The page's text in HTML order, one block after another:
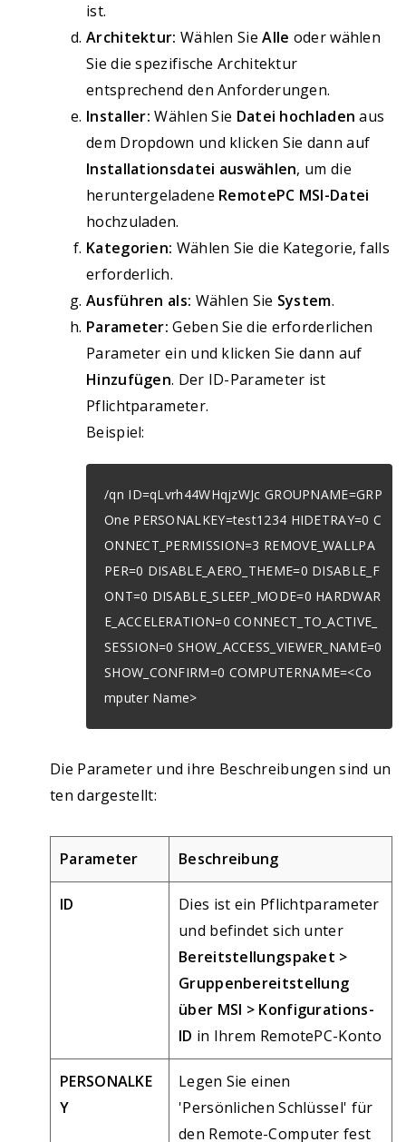
ist.
Architektur: Wählen SieAlle oder wählen
Sie die spezifische Architektur
entsprechend den Anforderungen.
Installer: Wählen Sie Datei hochladen aus
dem Dropdown und klicken Sie dann auf
Installationsdatei auswählen, um die
heruntergeladene RemotePC MSI-Datei
hochzuladen.
Kategorien: Wählen Sie die Kategorie, falls
erforderlich.
Ausführen als: Wählen Sie System.
Parameter: Geben Sie die erforderlichen
Parameter ein und klicken Sie dann auf
Hinzufügen. Der ID-Parameter ist
Pflichtparameter.
Beispiel:
/qn ID=qLvrh44WHqjzWJc GROUPNAME=GRP
One PERSONALKEY=test1234 HIDETRAY=0 C
ONNECT_PERMISSION=3 REMOVE_WALLPA
PER=0 DISABLE_AERO_THEME=0 DISABLE_F
ONT=0 DISABLE_SLEEP_MODE=0 HARDWAR
E_ACCELERATION=0 CONNECT_TO_ACTIVE_
SESSION=0 SHOW_ACCESS_VIEWER_NAME=0
SHOW_CONFIRM=0 COMPUTERNAME=<Co
mputer Name>
Die Parameter und ihre Beschreibungen sind un
ten dargestellt:
Parameter Beschreibung
ID
Dies ist ein Pflichtparameter
und befindet sich unter
Bereitstellungspaket >
Gruppenbereitstellung
über MSI > Konfigurations-
ID in Ihrem RemotePC-Konto
PERSONALKE
Y
Legen Sie einen
'Persönlichen Schlüssel' für
den Remote-Computer fest